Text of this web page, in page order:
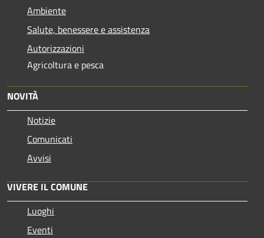
Ambiente
Salute, benessere e assistenza
Autorizzazioni
Agricoltura e pesca
NOVITÀ
Notizie
Comunicati
Avvisi
VIVERE IL COMUNE
Luoghi
Eventi